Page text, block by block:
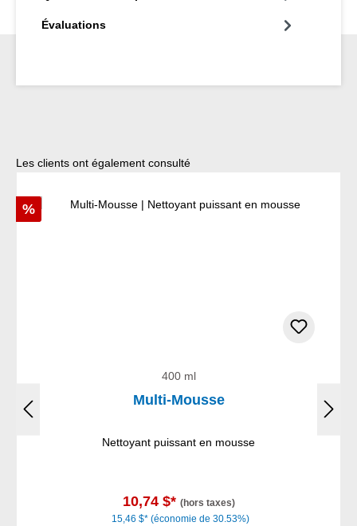
Évaluations
Ignorer la galerie de produits
Les clients ont également consulté
Réduction
%
400 ml
Multi-Mousse
Nettoyant puissant en mousse
10,74 $* (hors taxes)
15,46 $* (économie de 30.53%)